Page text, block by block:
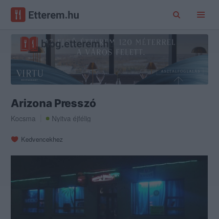
Arizona Presszó
Kocsma Nyitva éjfélig
Kedvencekhez